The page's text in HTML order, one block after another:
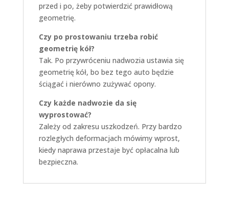
przed i po, żeby potwierdzić prawidłową
geometrię.
Czy po prostowaniu trzeba robić
geometrię kół?
Tak. Po przywróceniu nadwozia ustawia się
geometrię kół, bo bez tego auto będzie
ściągać i nierówno zużywać opony.
Czy każde nadwozie da się
wyprostować?
Zależy od zakresu uszkodzeń. Przy bardzo
rozległych deformacjach mówimy wprost,
kiedy naprawa przestaje być opłacalna lub
bezpieczna.